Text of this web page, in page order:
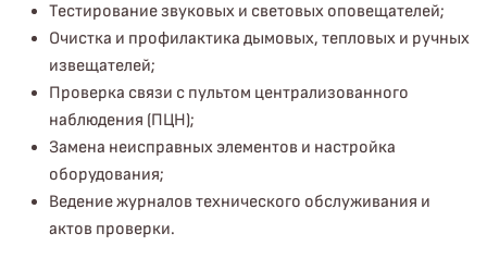
Тестирование звуковых и световых оповещателей;
Очистка и профилактика дымовых, тепловых и ручных
извещателей;
Проверка связи с пультом централизованного
наблюдения (ПЦН);
Замена неисправных элементов и настройка
оборудования;
Ведение журналов технического обслуживания и
актов проверки.